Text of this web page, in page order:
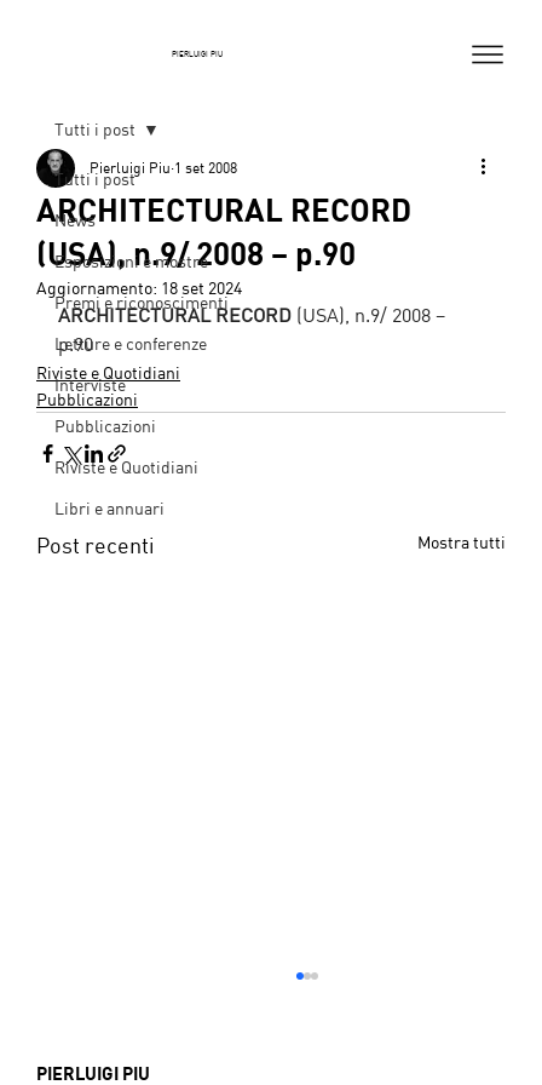
PIERLUIGI PIU
Tutti i post
News
Esposizioni e mostre
Premi e riconoscimenti
Letture e conferenze
Interviste
Pubblicazioni
Riviste e Quotidiani
Libri e annuari
Tutti i post
ARCHITECTURAL RECORD
(USA), n.9/ 2008 – p.90
Pierluigi Piu 1 set 2008
Aggiornamento: 18 set 2024
ARCHITECTURAL RECORD (USA), n.9/ 2008 –
p.90
Riviste e Quotidiani
Pubblicazioni
Post recenti Mostra tutti
PIERLUIGI PIU